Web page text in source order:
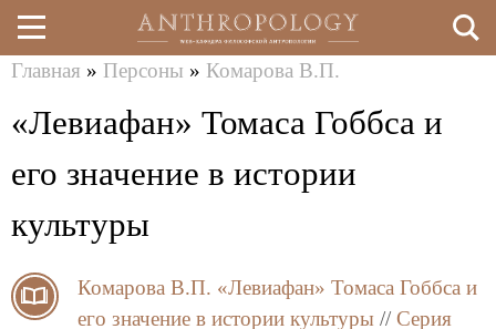
Перейти
к
здесь
Главная » Персоны » Комарова В.П.
«Левиафан» Томаса Гоббса и
его значение в истории
культуры
Комарова В.П. «Левиафан» Томаса Гоббса и
его значение в истории культуры // Серия